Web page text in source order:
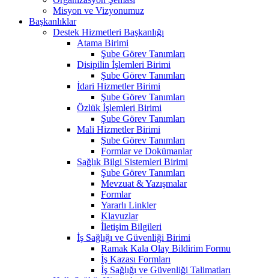
Misyon ve Vizyonumuz
Başkanlıklar
Destek Hizmetleri Başkanlığı
Atama Birimi
Şube Görev Tanımları
Disipilin İşlemleri Birimi
Şube Görev Tanımları
İdari Hizmetler Birimi
Şube Görev Tanımları
Özlük İşlemleri Birimi
Şube Görev Tanımları
Mali Hizmetler Birimi
Şube Görev Tanımları
Formlar ve Dokümanlar
Sağlık Bilgi Sistemleri Birimi
Şube Görev Tanımları
Mevzuat & Yazışmalar
Formlar
Yararlı Linkler
Klavuzlar
İletişim Bilgileri
İş Sağlığı ve Güvenliği Birimi
Ramak Kala Olay Bildirim Formu
İş Kazası Formları
İş Sağlığı ve Güvenliği Talimatları